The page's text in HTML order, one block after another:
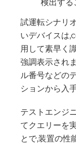
検出する
試運転シナリ
いデバイス
用して素早く
強調表示され
ル番号などの
ションから入
テストエンジ
てクエリーを
とで,装置の性